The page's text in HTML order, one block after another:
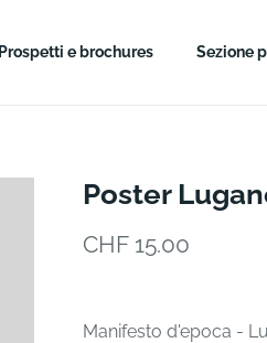
Prospetti e brochures Sezione
Poster
CHF 15.00
Manifesto d'epoca -